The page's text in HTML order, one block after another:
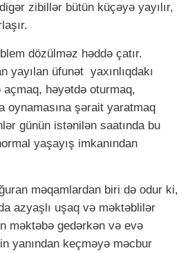
zibillər bütün küçəyə yayılır,
dözülməz həddə çatır.
yayılan üfunət yaxınlıqdakı
həyətdə oturmaq,
oynamasına şərait yaratmaq
günün istənilən saatında bu
yaşayış imkanından
məqamlardan biri də odur ki,
azyaşlı uşaq və məktəblilər
məktəbə gedərkən və evə
yanından keçməyə məcbur